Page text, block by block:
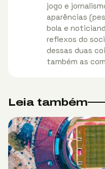
jogo e
aparências
bola e
reflexos do
dessas duas
também as
Leia também